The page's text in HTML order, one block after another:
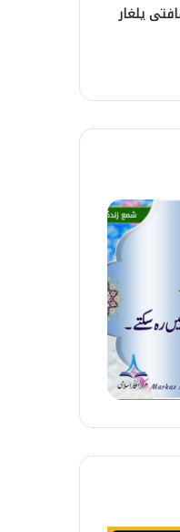
یلغار